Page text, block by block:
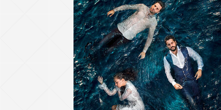
58 серия
59 серия
62 серия
63 серия
66 серия
67 серия
70 серия
71 серия